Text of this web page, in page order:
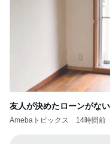
友人が決めたローンがな
Amebaトピックス 14時間前